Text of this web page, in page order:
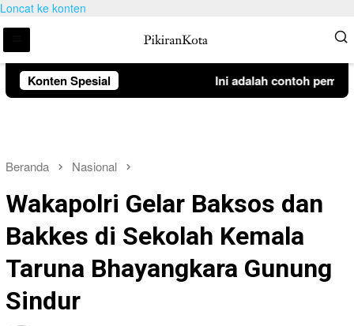
Loncat ke konten
Konten Spesial Ini adalah contoh
Beranda Nasional
Wakapolri Gelar Baksos dan
Bakkes di Sekolah Kemala
Taruna Bhayangkara Gunung
Sindur